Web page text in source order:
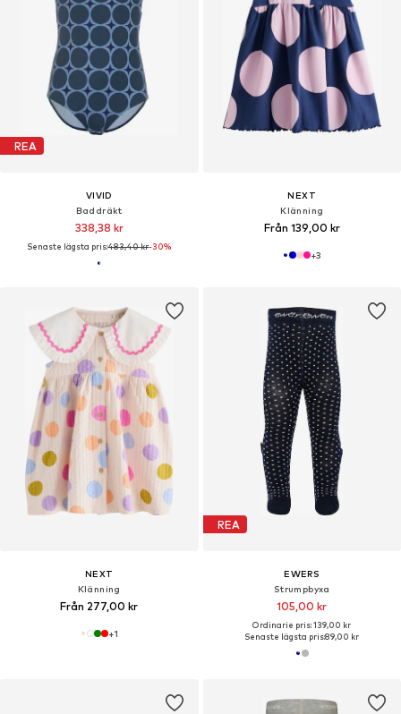
REA
VIVID
Baddräkt
338,38 kr
Senaste lägsta pris:483,40 kr-30%
NEXT
Klänning
Från 139,00 kr
+3
NEXT
Klänning
Från 277,00 kr
+1
REA
EWERS
Strumpbyxa
105,00 kr
Ordinarie pris: 139,00 kr
Senaste lägsta pris:89,00 kr